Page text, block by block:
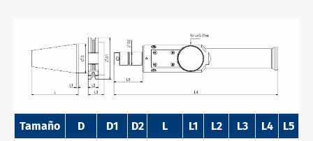
Tamaño D D1 D2 L L1 L2 L3 L4
L5